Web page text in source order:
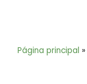
Página principal »